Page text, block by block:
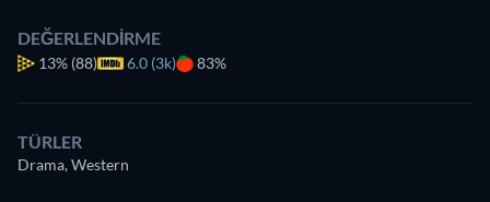
DEĞERLENDIRME
13% (88) 6.0 (3k) 83%
TÜRLER
Drama, Western